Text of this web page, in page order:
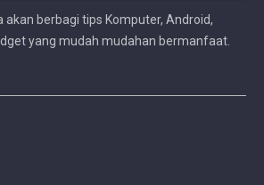
akan berbagi tips Komputer, Android,
yang mudah mudahan bermanfaat.